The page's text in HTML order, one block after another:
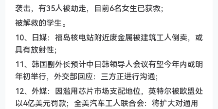
袭击，有35人被劫走，目前6名女生已获救；
被解救的学生。
10、日媒：福岛核电站附近废金属被建筑工人倒卖，或
具有放射性；
11、韩国副外长预计中日韩领导人会议有望今年内或明
年初举行，外交部回应：三方正进行沟通；
12、外媒：因滥用芯片市场支配地位，英特尔被欧盟处
以4亿美元罚款；全美汽车工人联合会：将扩大对通用